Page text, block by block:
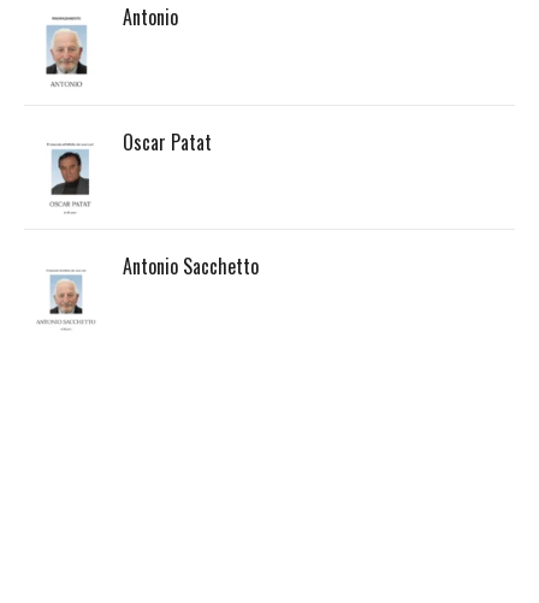
Antonio
Oscar Patat
Antonio Sacchetto